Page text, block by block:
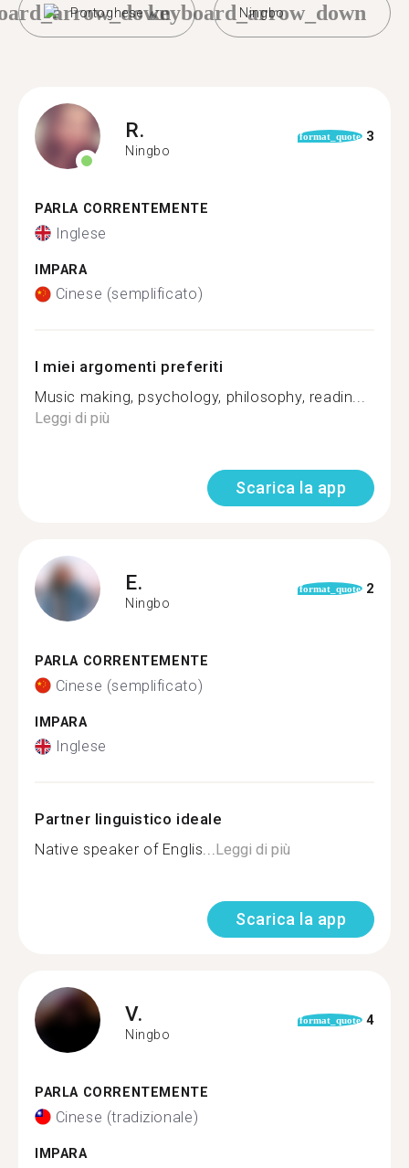
Portoghese Ningbo
keyboard_arrow_down
R.
Ningbo
format_quote 3
PARLA CORRENTEMENTE
Inglese
IMPARA
Cinese (semplificato)
I miei argomenti preferiti
Music making, psychology, philosophy, readin...
Leggi di più
Scarica la app
E.
Ningbo
format_quote 2
PARLA CORRENTEMENTE
Cinese (semplificato)
IMPARA
Inglese
Partner linguistico ideale
Native speaker of Englis...Leggi di più
Scarica la app
V.
Ningbo
format_quote 4
PARLA CORRENTEMENTE
Cinese (tradizionale)
IMPARA